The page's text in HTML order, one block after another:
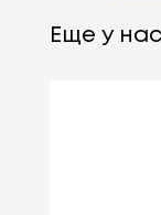
Еще у